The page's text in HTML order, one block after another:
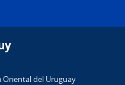
Oriental del Uruguay